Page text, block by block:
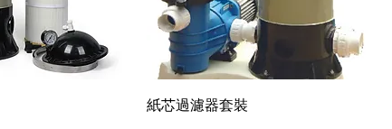
快速瀏覽
紙芯過濾器套裝